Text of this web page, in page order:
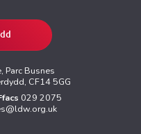
Parc Busnes
CF14 5GG
029 2075